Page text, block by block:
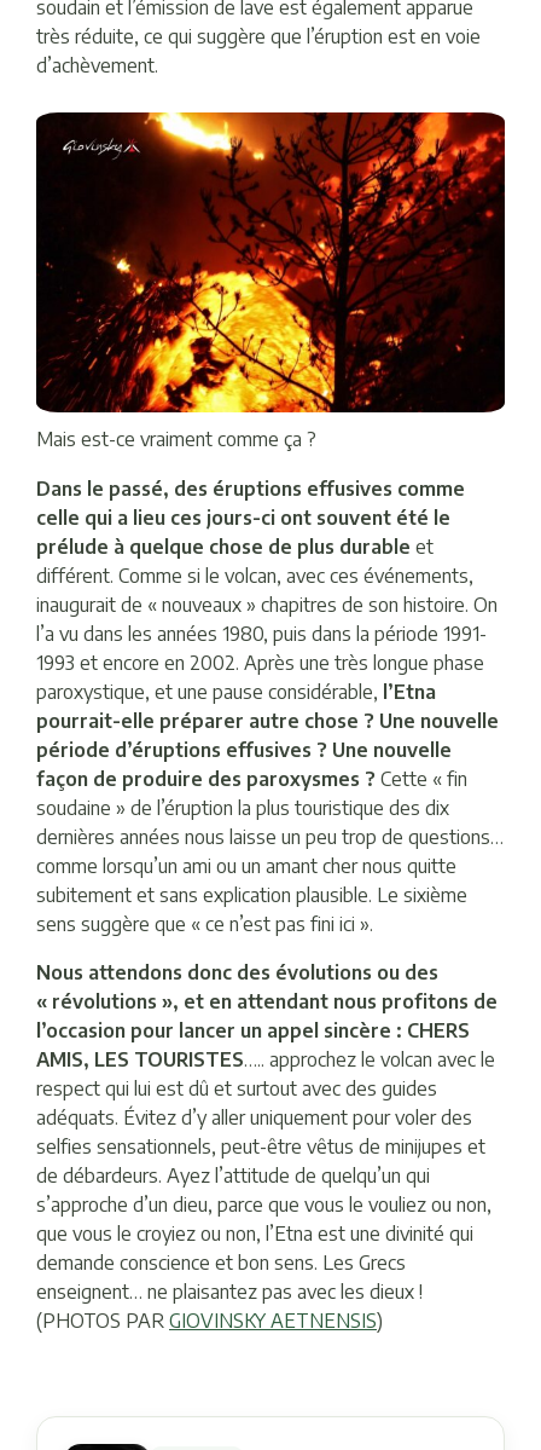
soudain et l’émission de lave est également apparue
très réduite, ce qui suggère que l’éruption est en voie
d’achèvement.
Mais est-ce vraiment comme ça ?
Dans le passé, des éruptions effusives comme
celle qui a lieu ces jours-ci ont souvent été le
prélude à quelque chose de plus durable et
différent. Comme si le volcan, avec ces événements,
inaugurait de « nouveaux » chapitres de son histoire. On
l’a vu dans les années 1980, puis dans la période 1991-
1993 et ​​encore en 2002. Après une très longue phase
paroxystique, et une pause considérable, l’Etna
pourrait-elle préparer autre chose ? Une nouvelle
période d’éruptions effusives ? Une nouvelle
façon de produire des paroxysmes ? Cette « fin
soudaine » de l’éruption la plus touristique des dix
dernières années nous laisse un peu trop de questions…
comme lorsqu’un ami ou un amant cher nous quitte
subitement et sans explication plausible. Le sixième
sens suggère que « ce n’est pas fini ici ».
Nous attendons donc des évolutions ou des
« révolutions », et en attendant nous profitons de
l’occasion pour lancer un appel sincère : CHERS
AMIS, LES TOURISTES….. approchez le volcan avec le
respect qui lui est dû et surtout avec des guides
adéquats. Évitez d’y aller uniquement pour voler des
selfies sensationnels, peut-être vêtus de minijupes et
de débardeurs. Ayez l’attitude de quelqu’un qui
s’approche d’un dieu, parce que vous le vouliez ou non,
que vous le croyiez ou non, l’Etna est une divinité qui
demande conscience et bon sens. Les Grecs
enseignent… ne plaisantez pas avec les dieux !
(PHOTOS PAR GIOVINSKY AETNENSIS)